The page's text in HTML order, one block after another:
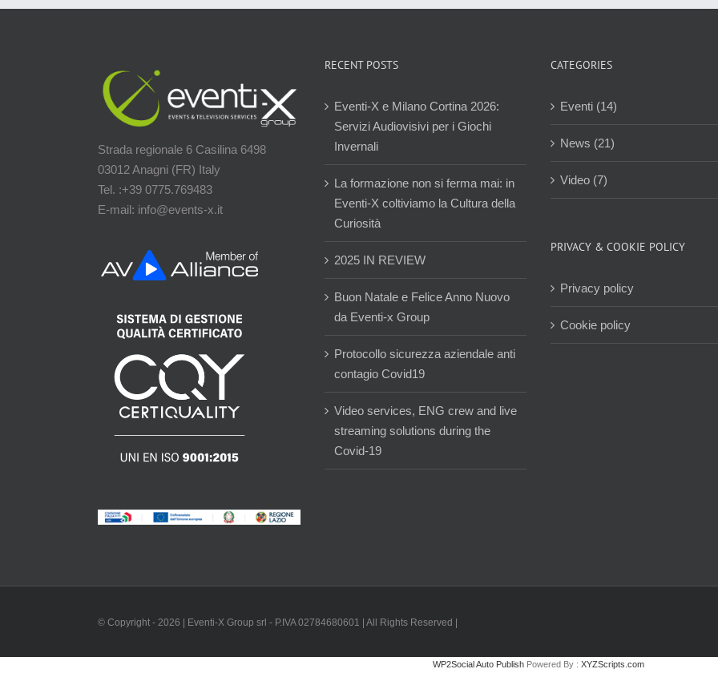
Strada regionale 6 Casilina 6498
03012 Anagni (FR) Italy
Tel. :+39 0775.769483
E-mail: info@events-x.it
RECENT POSTS
Eventi-X e Milano Cortina 2026:
Servizi Audiovisivi per i Giochi
Invernali
La formazione non si ferma mai: in
Eventi-X coltiviamo la Cultura della
Curiosità
2025 IN REVIEW
Buon Natale e Felice Anno Nuovo
da Eventi-x Group
Protocollo sicurezza aziendale anti
contagio Covid19
Video services, ENG crew and live
streaming solutions during the
Covid-19
CATEGORIES
Eventi (14)
News (21)
Video (7)
PRIVACY & COOKIE POLICY
Privacy policy
Cookie policy
© Copyright - 2026 | Eventi-X Group srl - P.IVA 02784680601 | All Rights Reserved |
WP2Social Auto Publish Powered By : XYZScripts.com